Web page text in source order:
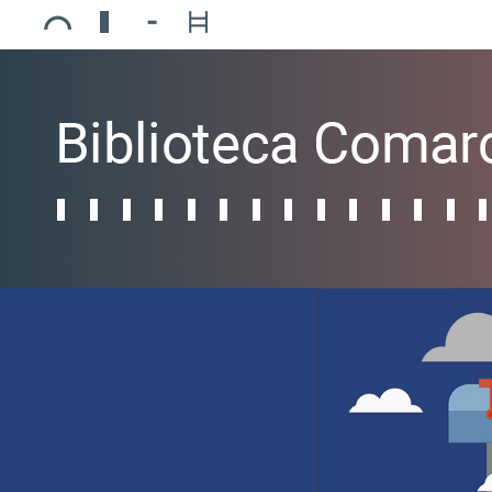
Ajuntament de Mollerussa
Biblioteca Comarcal Jaume Vila
Piscines de Mollerussa